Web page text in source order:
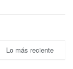
Lo más reciente